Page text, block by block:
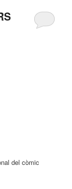
del còmic